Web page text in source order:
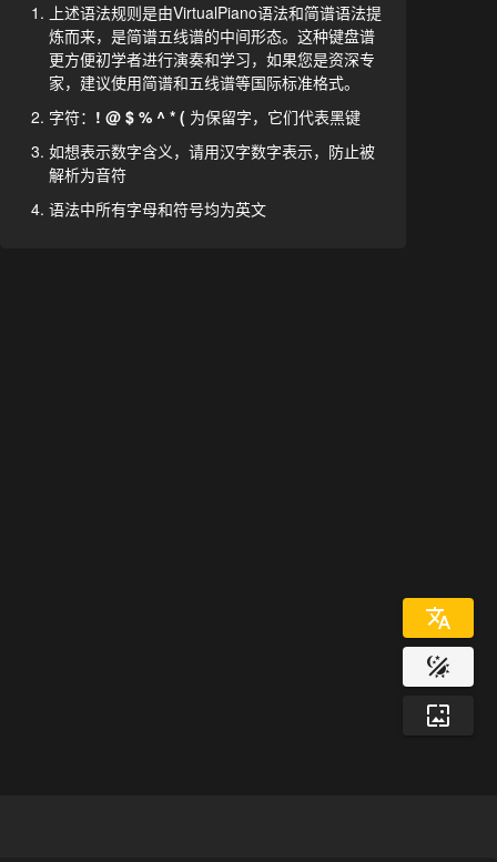
上述语法规则是由VirtualPiano语法和简谱语法提
炼而来，是简谱五线谱的中间形态。这种键盘谱
更方便初学者进行演奏和学习，如果您是资深专
家，建议使用简谱和五线谱等国际标准格式。
字符： ! @ $ % ^ * ( 为保留字，它们代表黑键
如想表示数字含义，请用汉字数字表示，防止被
解析为音符
语法中所有字母和符号均为英文